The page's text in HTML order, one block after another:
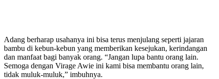
Adang berharap usahanya ini bisa terus menjulang seperti jajaran
bambu di kebun-kebun yang memberikan kesejukan, kerindangan
dan manfaat bagi banyak orang. “Jangan lupa bantu orang lain.
Semoga dengan Virage Awie ini kami bisa membantu orang lain,
tidak muluk-muluk,” imbuhnya.